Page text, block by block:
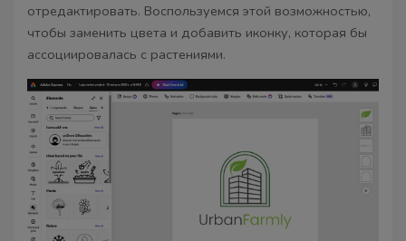
отредактировать. Воспользуемся этой возможностью,
чтобы заменить цвета и добавить иконку, которая бы
ассоциировалась с растениями.